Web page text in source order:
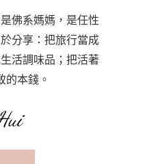
佛系媽媽，是任性
分享：把旅行當成
活調味品；把活著
的本錢。